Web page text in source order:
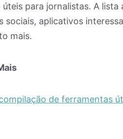
úteis para jornalistas. A
sociais, aplicativos
mais.
de ferramentas